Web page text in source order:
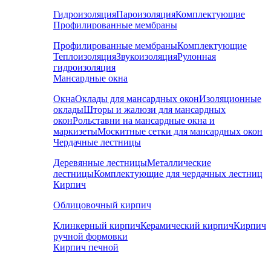
ГидроизоляцияПароизоляцияКомплектующие
Профилированные мембраны
Профилированные мембраныКомплектующие
ТеплоизоляцияЗвукоизоляцияРулонная
гидроизоляция
Мансардные окна
ОкнаОклады для мансардных оконИзоляционные
окладыШторы и жалюзи для мансардных
оконРольставни на мансардные окна и
маркизетыМоскитные сетки для мансардных окон
Чердачные лестницы
Деревянные лестницыМеталлические
лестницыКомплектующие для чердачных лестниц
Кирпич
Облицовочный кирпич
Клинкерный кирпичКерамический кирпичКирпич
ручной формовки
Кирпич печной